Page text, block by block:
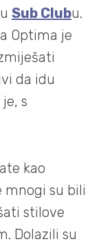
Sub Clubu.
Optima je
da idu
s
kao
mnogi su bili
stilove
Dolazili su